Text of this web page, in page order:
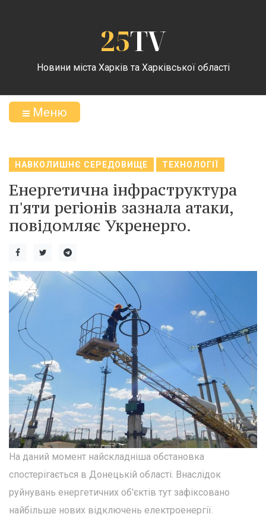
25TV
Новини міста Харків та Харківської області
Меню
НАВКОЛИШНЄ СЕРЕДОВИЩЕ ТЕХНОЛОГІЇ
Енергетична інфраструктура
п'яти регіонів зазнала атаки,
повідомляє Укренерго.
На даний момент найскладніша обстановка
спостерігається в Донецькій області. Внаслідок
руйнувань енергетичних об'єктів тут зафіксовано
найбільше нових відключень електроенергії.